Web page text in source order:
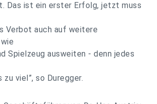
Das ist ein erster Erfolg, jetzt muss
Verbot auch auf weitere
Spielzeug ausweiten - denn jedes
viel”, so Duregger.